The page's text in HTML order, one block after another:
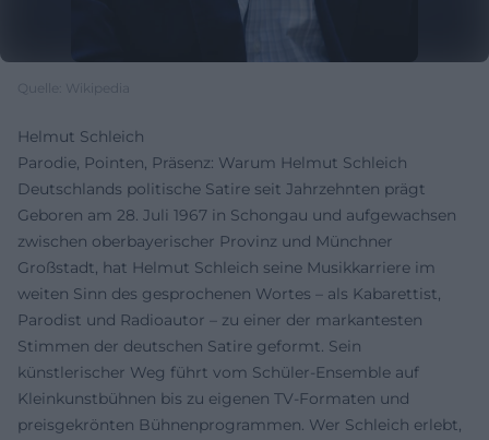
Quelle: Wikipedia
Helmut Schleich
Parodie, Pointen, Präsenz: Warum Helmut Schleich
Deutschlands politische Satire seit Jahrzehnten prägt
Geboren am 28. Juli 1967 in Schongau und aufgewachsen
zwischen oberbayerischer Provinz und Münchner
Großstadt, hat Helmut Schleich seine Musikkarriere im
weiten Sinn des gesprochenen Wortes – als Kabarettist,
Parodist und Radioautor – zu einer der markantesten
Stimmen der deutschen Satire geformt. Sein
künstlerischer Weg führt vom Schüler-Ensemble auf
Kleinkunstbühnen bis zu eigenen TV-Formaten und
preisgekrönten Bühnenprogrammen. Wer Schleich erlebt,